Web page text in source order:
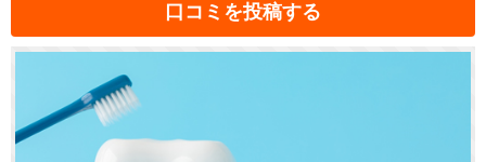
口コミを投稿する